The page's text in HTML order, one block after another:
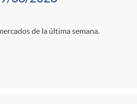
de la última semana.